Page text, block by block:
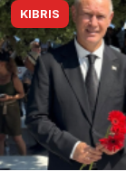
KIBRIS